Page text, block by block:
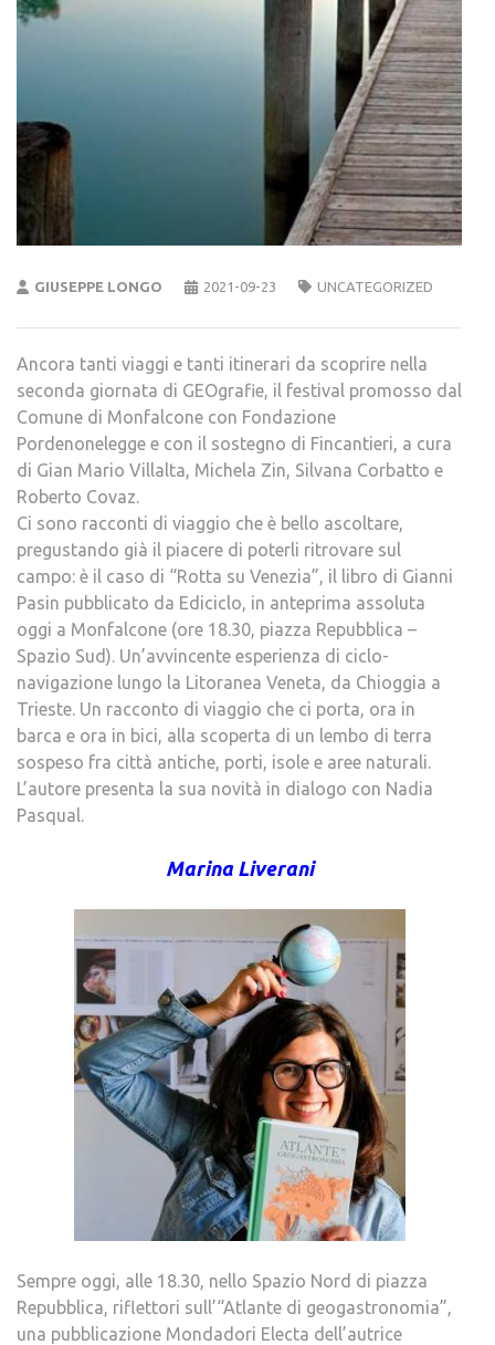
GIUSEPPE LONGO 2021-09-23 UNCATEGORIZED
Ancora tanti viaggi e tanti itinerari da scoprire nella
seconda giornata di GEOgrafie, il festival promosso dal
Comune di Monfalcone con Fondazione
Pordenonelegge e con il sostegno di Fincantieri, a cura
di Gian Mario Villalta, Michela Zin, Silvana Corbatto e
Roberto Covaz.
Ci sono racconti di viaggio che è bello ascoltare,
pregustando già il piacere di poterli ritrovare sul
campo: è il caso di “Rotta su Venezia”, il libro di Gianni
Pasin pubblicato da Ediciclo, in anteprima assoluta
oggi a Monfalcone (ore 18.30, piazza Repubblica –
Spazio Sud). Un’avvincente esperienza di ciclo-
navigazione lungo la Litoranea Veneta, da Chioggia a
Trieste. Un racconto di viaggio che ci porta, ora in
barca e ora in bici, alla scoperta di un lembo di terra
sospeso fra città antiche, porti, isole e aree naturali.
L’autore presenta la sua novità in dialogo con Nadia
Pasqual.
Marina Liverani
Sempre oggi, alle 18.30, nello Spazio Nord di piazza
Repubblica, riflettori sull’“Atlante di geogastronomia”,
una pubblicazione Mondadori Electa dell’autrice